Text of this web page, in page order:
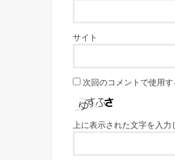
サイト
次回のコメントで使用
上に表示された文字を入力